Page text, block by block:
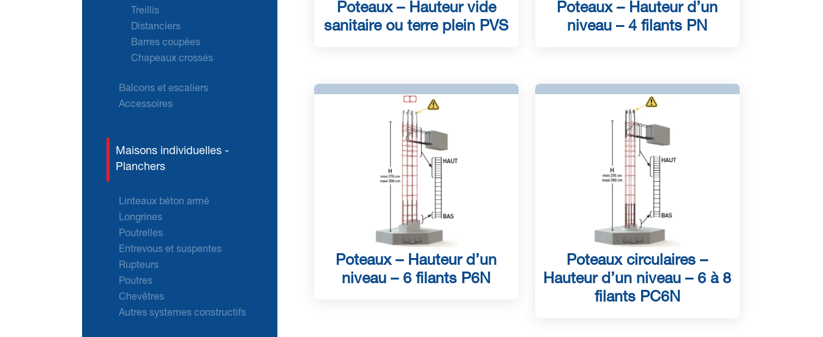
Treillis
Distanciers
Barres coupées
Chapeaux crossés
Balcons et escaliers
Accessoires
Maisons individuelles -
Planchers
Linteaux béton armé
Longrines
Poutrelles
Entrevous et suspentes
Rupteurs
Poutres
Chevêtres
Autres systemes constructifs
Poteaux – Hauteur vide
sanitaire ou terre plein PVS
Poteaux – Hauteur d’un
niveau – 4 filants PN
Poteaux – Hauteur d’un
niveau – 6 filants P6N
Poteaux circulaires –
Hauteur d’un niveau – 6 à 8
filants PC6N